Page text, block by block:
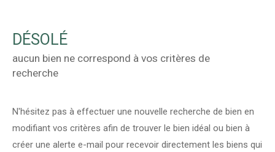
DÉSOLÉ
aucun bien ne correspond à vos critères de
recherche
N'hésitez pas à effectuer une nouvelle recherche de bien en
modifiant vos critères afin de trouver le bien idéal ou bien à
créer une alerte e-mail pour recevoir directement les biens qui